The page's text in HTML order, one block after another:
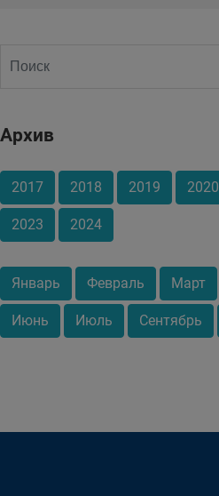
Архив
2017 2018 2019 2020
2023 2024
Январь Февраль Март
Июнь Июль Сентябрь